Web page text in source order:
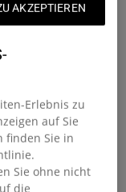
Funktion
die für den Alltag
den
pendelst, zur Uni
unsere
unterwegs sind.
mit der
bekannt ist.
zu ganztägigem
Erlebnis zu
auf Sie
finden Sie in
Sie ohne nicht
die
AKZEPTIEREN